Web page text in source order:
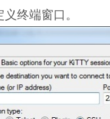
终端窗口。